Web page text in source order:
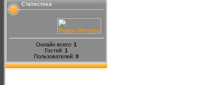
Статистика
Онлайн всего: 1
Гостей: 1
Пользователей: 0